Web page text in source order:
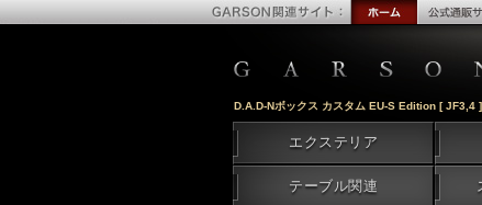
D.A.D-Nボックス カスタム EU-S Edition [ JF3,4
エクステリア
テーブル関連